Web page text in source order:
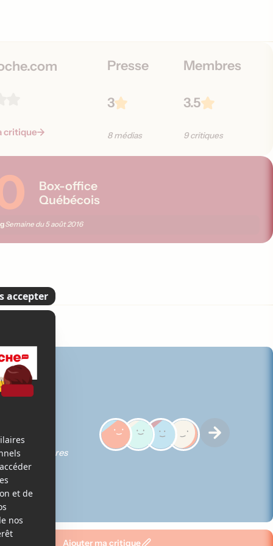
critique
Presse
3
8 médias
Membres
3.5
9 critiques
Box-office
Québécois
Semaine du5 août 2016
des membres
Ajouter ma critique